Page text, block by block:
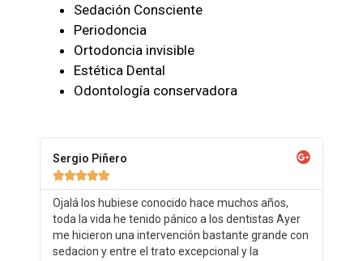
Sedación Consciente
Periodoncia
Ortodoncia invisible
Estética Dental
Odontología conservadora
Sergio Piñero

Ojalá los hubiese conocido hace muchos años,
toda la vida he tenido pánico a los dentistas Ayer
me hicieron una intervención bastante grande con
sedacion y entre el trato excepcional y la